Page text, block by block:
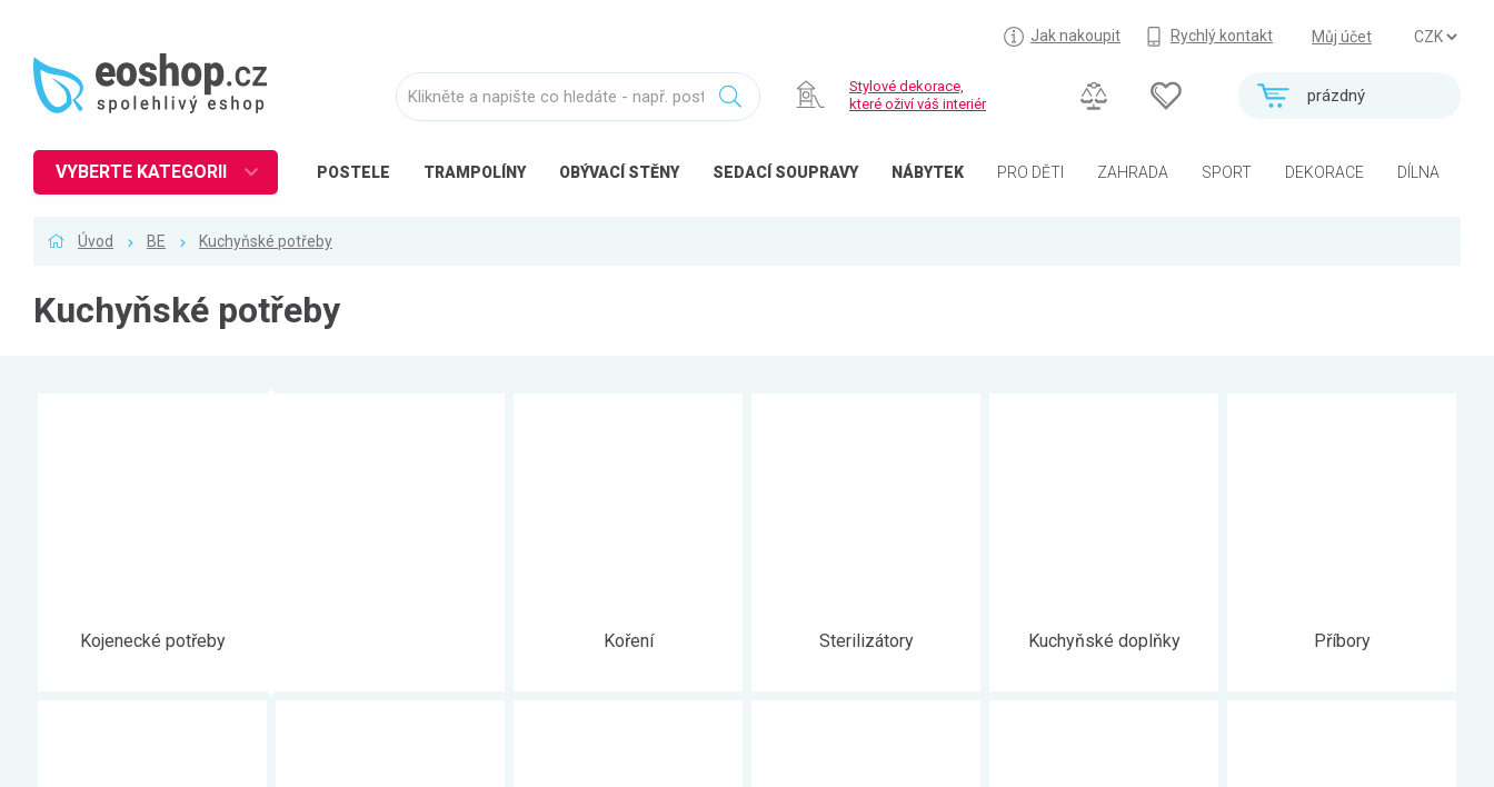
Můj účet
Jak nakoupit Rychlý kontakt
prázdný
Stylové dekorace,
které oživí váš interiér
POSTELE TRAMPOLÍNY OBÝVACÍ STĚNY SEDACÍ SOUPRAVY NÁBYTEK PRO DĚTI ZAHRADA SPORT DEKORACE DÍLNA
VYBERTE KATEGORII
Ložnice
Obývací pokoj
Dekorace
Úvod BE Kuchyňské potřeby
Kuchyňské potřeby
Kojenecké potřeby Koření Sterilizátory Kuchyňské doplňky Příbory